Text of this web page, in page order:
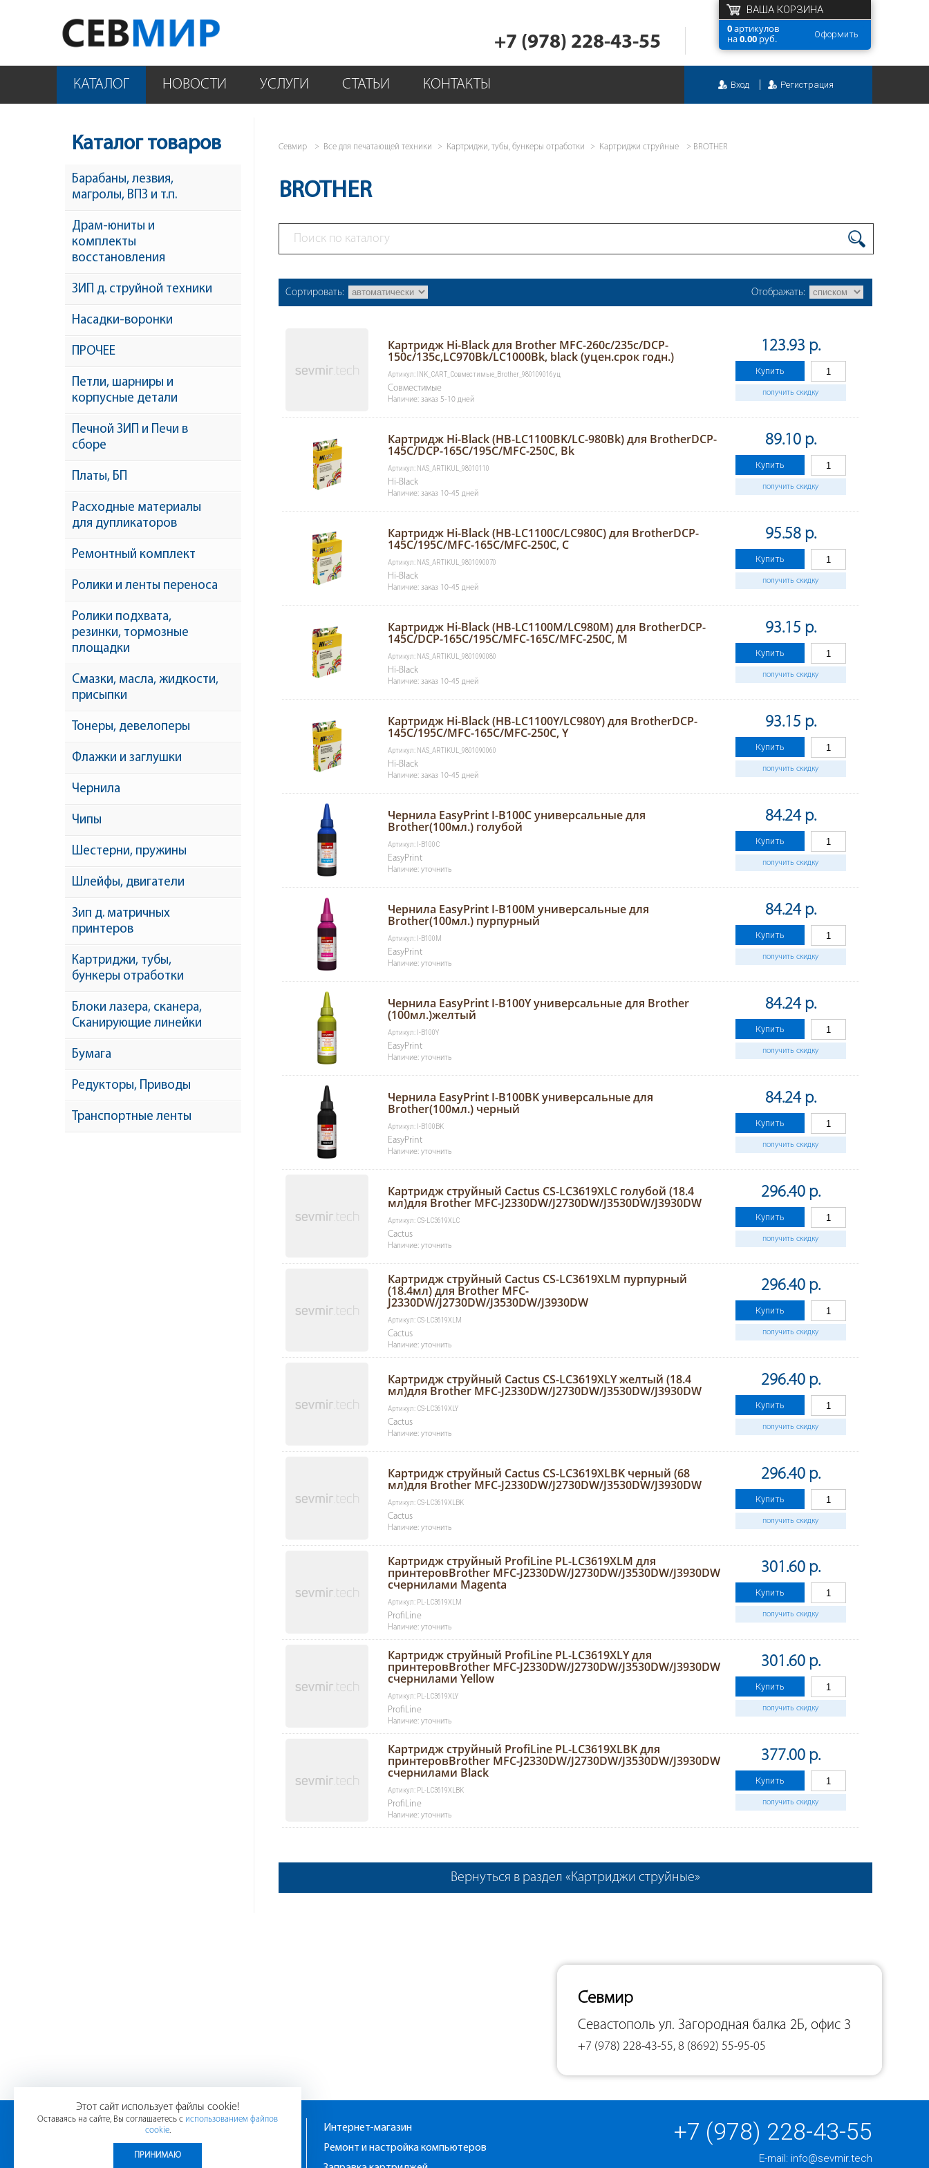
+7 (978) 228-43-55 Оформить
ВАША КОРЗИНА
0артикулов
на0.00 руб.
Вход Регистрация
КАТАЛОГ НОВОСТИ УСЛУГИ СТАТЬИ КОНТАКТЫ
Севмир Все для печатающей техники Картриджи, тубы, бункеры отработки Картриджи струйные BROTHER
BROTHER
Сортировать: Отображать:
Картридж Hi-Black для Brother MFC-260c/235c/DCP-
150c/135c,LC970Bk/LC1000Bk, black (уцен.срок годн.)
Артикул: INK_CART_Совместимые_Brother_980109016уц
Совместимые
Наличие: заказ 5-10 дней
123.93 р.
Купить
получить скидку
Картридж Hi-Black (HB-LC1100BK/LC-980Bk) для BrotherDCP-
145C/DCP-165С/195C/MFC-250C, Bk
Артикул: NAS_ARTIKUL_98010110
Hi-Black
Наличие: заказ 10-45 дней
89.10 р.
Купить
получить скидку
Картридж Hi-Black (HB-LC1100C/LC980C) для BrotherDCP-
145C/195C/MFC-165C/MFC-250C, C
Артикул: NAS_ARTIKUL_9801090070
Hi-Black
Наличие: заказ 10-45 дней
95.58 р.
Купить
получить скидку
Картридж Hi-Black (HB-LC1100M/LC980M) для BrotherDCP-
145C/DCP-165С/195C/MFC-165C/MFC-250C, M
Артикул: NAS_ARTIKUL_9801090080
Hi-Black
Наличие: заказ 10-45 дней
93.15 р.
Купить
получить скидку
Картридж Hi-Black (HB-LC1100Y/LC980Y) для BrotherDCP-
145C/195C/MFC-165C/MFC-250C, Y
Артикул: NAS_ARTIKUL_9801090060
Hi-Black
Наличие: заказ 10-45 дней
93.15 р.
Купить
получить скидку
Чернила EasyPrint I-B100C универсальные для
Brother(100мл.) голубой
Артикул: I-B100C
EasyPrint
Наличие: уточнить
84.24 р.
Купить
получить скидку
Чернила EasyPrint I-B100M универсальные для
Brother(100мл.) пурпурный
Артикул: I-B100M
EasyPrint
Наличие: уточнить
84.24 р.
Купить
получить скидку
Чернила EasyPrint I-B100Y универсальные для Brother
(100мл.)желтый
Артикул: I-B100Y
EasyPrint
Наличие: уточнить
84.24 р.
Купить
получить скидку
Чернила EasyPrint I-B100BK универсальные для
Brother(100мл.) черный
Артикул: I-B100BK
EasyPrint
Наличие: уточнить
84.24 р.
Купить
получить скидку
Картридж струйный Cactus CS-LC3619XLC голубой (18.4
мл)для Brother MFC-J2330DW/J2730DW/J3530DW/J3930DW
Артикул: CS-LC3619XLC
Cactus
Наличие: уточнить
296.40 р.
Купить
получить скидку
Картридж струйный Cactus CS-LC3619XLM пурпурный
(18.4мл) для Brother MFC-
J2330DW/J2730DW/J3530DW/J3930DW
Артикул: CS-LC3619XLM
Cactus
Наличие: уточнить
296.40 р.
Купить
получить скидку
Картридж струйный Cactus CS-LC3619XLY желтый (18.4
мл)для Brother MFC-J2330DW/J2730DW/J3530DW/J3930DW
Артикул: CS-LC3619XLY
Cactus
Наличие: уточнить
296.40 р.
Купить
получить скидку
Картридж струйный Cactus CS-LC3619XLBK черный (68
мл)для Brother MFC-J2330DW/J2730DW/J3530DW/J3930DW
Артикул: CS-LC3619XLBK
Cactus
Наличие: уточнить
296.40 р.
Купить
получить скидку
Картридж струйный ProfiLine PL-LC3619XLM для
принтеровBrother MFC-J2330DW/J2730DW/J3530DW/J3930DW
счернилами Magenta
Артикул: PL-LC3619XLM
ProfiLine
Наличие: уточнить
301.60 р.
Купить
получить скидку
Картридж струйный ProfiLine PL-LC3619XLY для
принтеровBrother MFC-J2330DW/J2730DW/J3530DW/J3930DW
счернилами Yellow
Артикул: PL-LC3619XLY
ProfiLine
Наличие: уточнить
301.60 р.
Купить
получить скидку
Картридж струйный ProfiLine PL-LC3619XLBK для
принтеровBrother MFC-J2330DW/J2730DW/J3530DW/J3930DW
счернилами Black
Артикул: PL-LC3619XLBK
ProfiLine
Наличие: уточнить
377.00 р.
Купить
получить скидку
Вернуться в раздел «Картриджи струйные»
Каталог товаров
Барабаны, лезвия,
магролы, ВПЗ и т.п.
Драм-юниты и
комплекты
восстановления
ЗИП д. струйной техники
Насадки-воронки
ПРОЧЕЕ
Петли, шарниры и
корпусные детали
Печной ЗИП и Печи в
сборе
Платы, БП
Расходные материалы
для дупликаторов
Ремонтный комплект
Ролики и ленты переноса
Ролики подхвата,
резинки, тормозные
площадки
Смазки, масла, жидкости,
присыпки
Тонеры, девелоперы
Флажки и заглушки
Чернила
Чипы
Шестерни, пружины
Шлейфы, двигатели
Зип д. матричных
принтеров
Картриджи, тубы,
бункеры отработки
Блоки лазера, сканера,
Сканирующие линейки
Бумага
Редукторы, Приводы
Транспортные ленты
Севмир
Севастополь ул. Загородная балка 2Б, офис 3
+7 (978) 228-43-55, 8 (8692) 55-95-05
Интернет-магазин
Ремонт и настройка компьютеров
+7 (978) 228-43-55
E-mail: info@sevmir.tech
Этот сайт использует файлы cookie!
Оставаясь на сайте, Вы соглашаетесь с использованием файлов
cookie.
ПРИНИМАЮ